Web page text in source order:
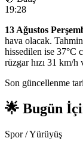
19:28
13 Ağustos
hava olacak.
hissedilen ise 37°C
rüzgar hızı 31 km/
Son güncellenme
🌟 Bugün
Spor / Yürüyüş